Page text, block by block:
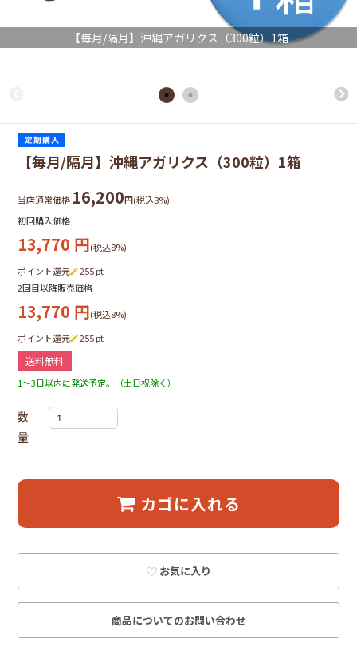
【毎月/隔月】沖縄アガリクス（300粒）1箱
【毎月/隔月】沖縄アガリクス（300粒）1箱
当店通常価格 16,200円(税込8%)
初回購入価格
13,770 円(税込8%)
ポイント還元
255pt
2回目以降販売価格
13,770 円(税込8%)
ポイント還元
255pt
送料無料
1～3日以内に発送予定。（土日祝除く）
数
量
カゴに入れる
お気に入り
商品についてのお問い合わせ